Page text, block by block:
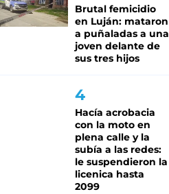
Brutal femicidio
en Luján: mataron
a puñaladas a una
joven delante de
sus tres hijos
Hacía acrobacia
con la moto en
plena calle y la
subía a las redes:
le suspendieron la
licenica hasta
2099